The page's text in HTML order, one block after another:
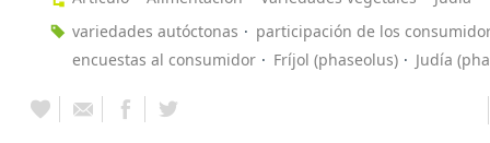
variedades autóctonas
participación de los
encuestas al consumidor
Fríjol (phaseolus) Judía